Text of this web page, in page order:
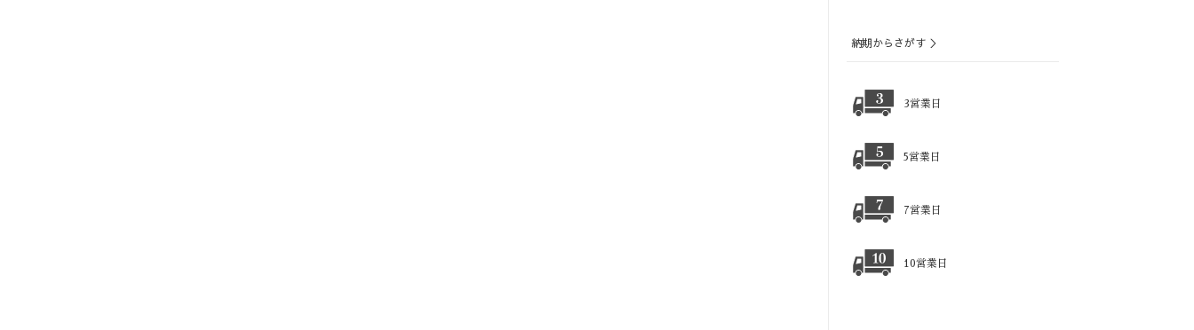
納期からさがす ＞
3営業日
5営業日
7営業日
10営業日